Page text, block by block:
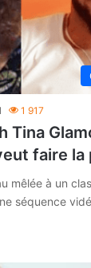
1 917
Tina
faire la
mêlée à un
séquence